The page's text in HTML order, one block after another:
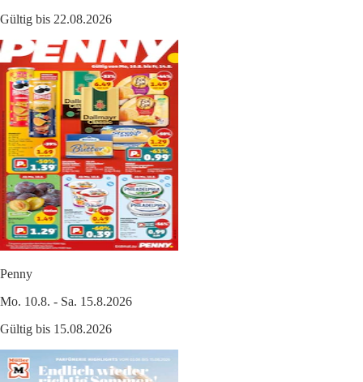
Gültig bis 22.08.2026
Penny
Mo. 10.8. - Sa. 15.8.2026
Gültig bis 15.08.2026